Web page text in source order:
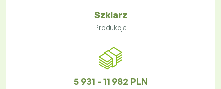
Szklarz
Produkcja
5 931 - 11 982 PLN